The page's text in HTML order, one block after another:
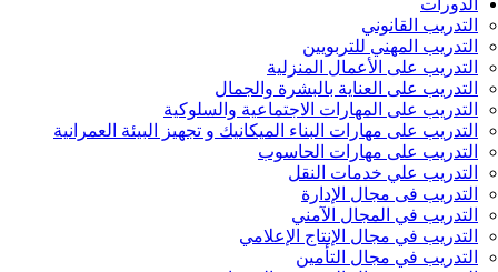
الدورات
التدريب القانوني
التدريب المهني للتربويين
التدريب على الأعمال المنزلية
التدريب على العناية بالبشرة والجمال
التدريب على المهارات الاجتماعية والسلوكية
التدريب على مهارات البناء الميكانيك و تجهيز البيئة العمرانية
التدريب على مهارات الحاسوب
التدريب علي خدمات النقل
التدريب فى مجال الإدارة
التدريب في المجال الآمني
التدريب في مجال الإنتاج الإعلامي
التدريب في مجال التأمين